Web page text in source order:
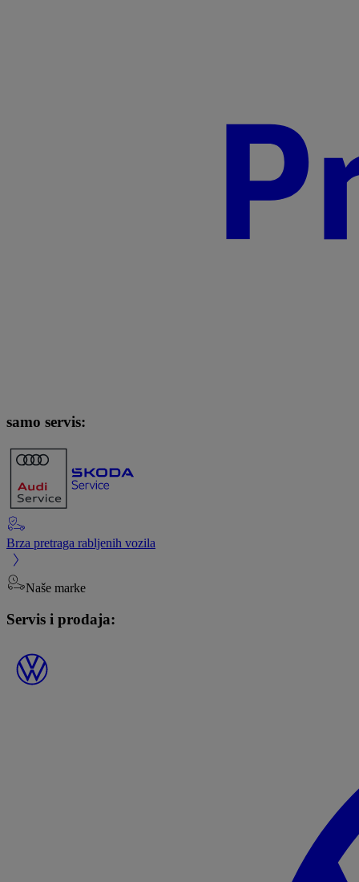
samo servis:
Brza pretraga rabljenih vozila
Naše marke
Servis i prodaja: